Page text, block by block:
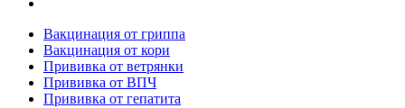
Вакцинация от гриппа
Вакцинация от кори
Прививка от ветрянки
Прививка от ВПЧ
Прививка от гепатита